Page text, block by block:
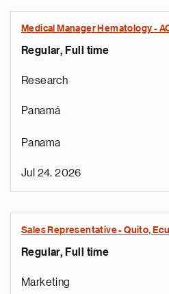
Medical Manager Hematology -
Regular, Full time
Research
Panamá
Panama
Jul 24, 2026
Sales Representative - Quito,
Regular, Full time
Marketing